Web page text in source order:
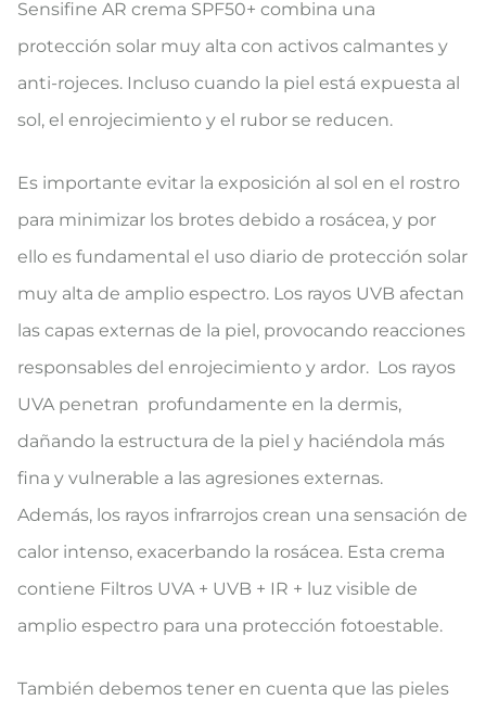
Sensifine AR crema SPF50+ combina una
protección solar muy alta con activos calmantes y
anti-rojeces. Incluso cuando la piel está expuesta al
sol, el enrojecimiento y el rubor se reducen.
Es importante evitar la exposición al sol en el rostro
para minimizar los brotes debido a rosácea, y por
ello es fundamental el uso diario de protección solar
muy alta de amplio espectro. Los rayos UVB afectan
las capas externas de la piel, provocando reacciones
responsables del enrojecimiento y ardor. Los rayos
UVA penetran profundamente en la dermis,
dañando la estructura de la piel y haciéndola más
fina y vulnerable a las agresiones externas.
Además, los rayos infrarrojos crean una sensación de
calor intenso, exacerbando la rosácea. Esta crema
contiene Filtros UVA + UVB + IR + luz visible de
amplio espectro para una protección fotoestable.
También debemos tener en cuenta que las pieles